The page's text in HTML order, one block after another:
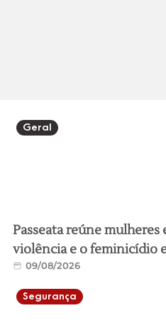
Geral
Passeata reúne mulheres
violência e o feminicídio
09/08/2026
Segurança